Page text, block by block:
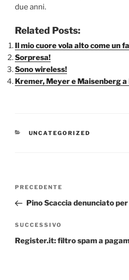
due anni.
Related Posts:
Il mio cuore vola alto come un
Sorpresa!
Sono wireless!
Kremer, Meyer e Maisenberg a
CATEGORIE
UNCATEGORIZED
Navigazione
Articolo
precedente:
PRECEDENTE
Pino Scaccia denunciato
Articolo
successivo
SUCCESSIVO
Register.it: filtro spam a